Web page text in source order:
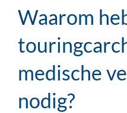
Waarom
medische
nodig?